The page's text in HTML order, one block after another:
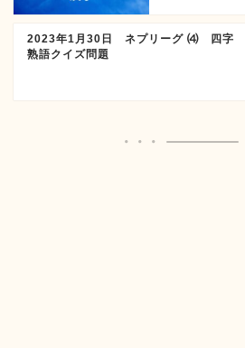
2023年1月30日 ネプリーグ ⑷ 四字
熟語クイズ問題